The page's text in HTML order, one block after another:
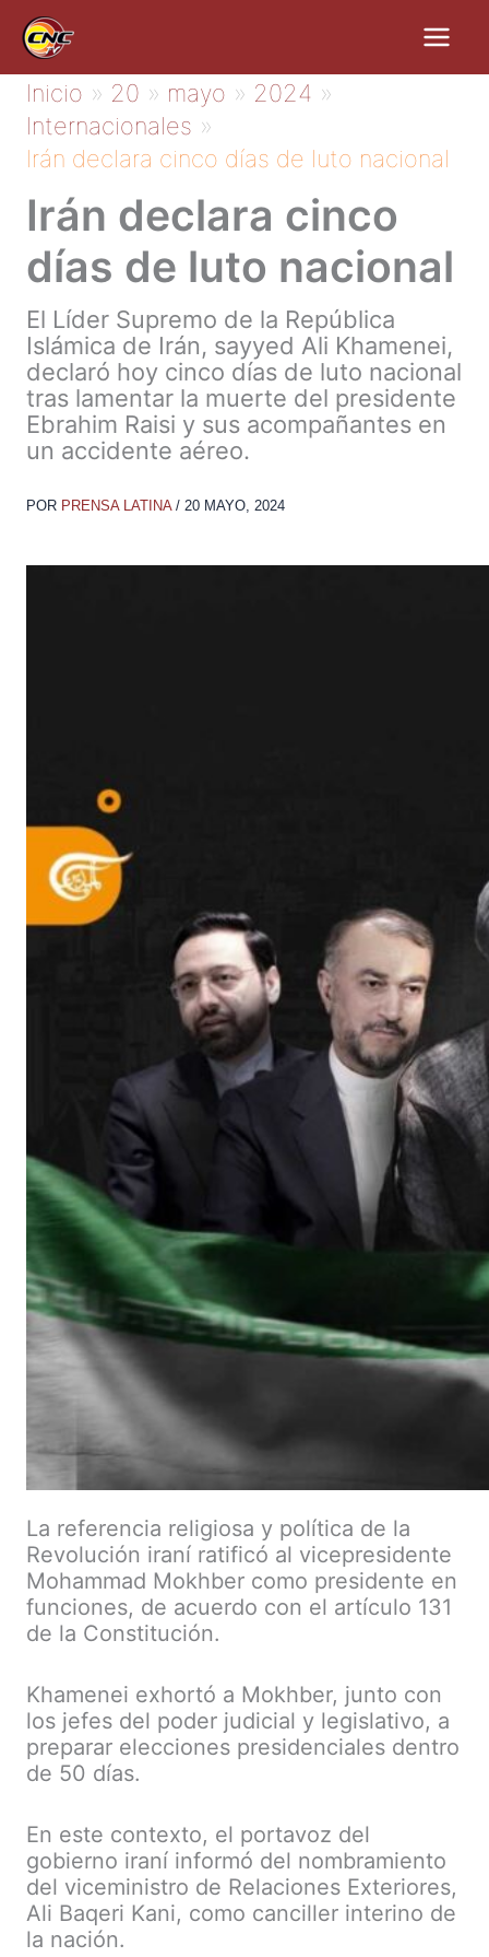
contenido
Inicio 20 mayo
2024
Internacionales
Irán declara cinco días de luto nacional
Irán declara cinco
días de luto nacional
El Líder Supremo de la República
Islámica de Irán, sayyed Ali Khamenei,
declaró hoy cinco días de luto nacional
tras lamentar la muerte del presidente
Ebrahim Raisi y sus acompañantes en
un accidente aéreo.
POR PRENSA LATINA / 20 MAYO, 2024
La referencia religiosa y política de la
Revolución iraní ratificó al vicepresidente
Mohammad Mokhber como presidente en
funciones, de acuerdo con el artículo 131
de la Constitución.
Khamenei exhortó a Mokhber, junto con
los jefes del poder judicial y legislativo, a
preparar elecciones presidenciales dentro
de 50 días.
En este contexto, el portavoz del
gobierno iraní informó del nombramiento
del viceministro de Relaciones Exteriores,
Ali Baqeri Kani, como canciller interino de
la nación.